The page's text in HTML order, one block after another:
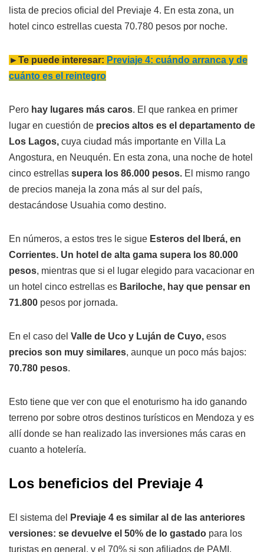
lista de precios oficial del Previaje 4. En esta zona, un
hotel cinco estrellas cuesta 70.780 pesos por noche.
►Te puede interesar: Previaje 4: cuándo arranca y de
cuánto es el reintegro
Pero hay lugares más caros. El que rankea en primer
lugar en cuestión de precios altos es el departamento de
Los Lagos, cuya ciudad más importante en Villa La
Angostura, en Neuquén. En esta zona, una noche de hotel
cinco estrellas supera los 86.000 pesos. El mismo rango
de precios maneja la zona más al sur del país,
destacándose Usuahia como destino.
En números, a estos tres le sigue Esteros del Iberá, en
Corrientes. Un hotel de alta gama supera los 80.000
pesos, mientras que si el lugar elegido para vacacionar en
un hotel cinco estrellas es Bariloche, hay que pensar en
71.800 pesos por jornada.
En el caso del Valle de Uco y Luján de Cuyo, esos
precios son muy similares, aunque un poco más bajos:
70.780 pesos.
Esto tiene que ver con que el enoturismo ha ido ganando
terreno por sobre otros destinos turísticos en Mendoza y es
allí donde se han realizado las inversiones más caras en
cuanto a hotelería.
Los beneficios del Previaje 4
El sistema del
Previaje 4 es similar al de las anteriores
versiones: se devuelve el 50% de lo gastado para los
turistas en general, y el 70% si son afiliados de PAMI.